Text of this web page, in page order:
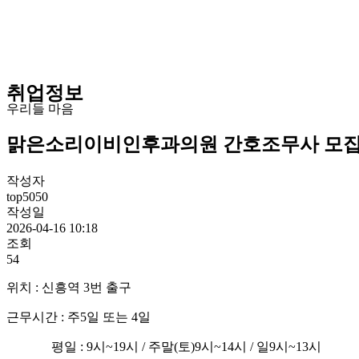
취업정보
우리들 마음
맑은소리이비인후과의원 간호조무사 모집
작성자
top5050
작성일
2026-04-16 10:18
조회
54
위치 : 신흥역 3번 출구
근무시간 : 주5일 또는 4일
평일 : 9시~19시 / 주말(토)9시~14시 / 일9시~13시